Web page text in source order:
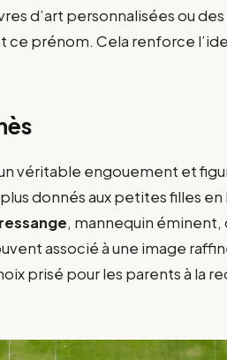
d’art personnalisées ou des
ce prénom. Cela renforce
véritable engouement et
donnés aux petites filles en
, mannequin éminent,
associé à une image
prisé pour les parents à la